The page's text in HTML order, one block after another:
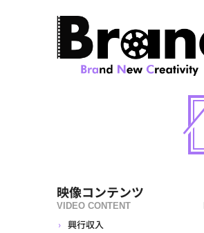
映像コンテンツ
VIDEO CONTENT
興行収入